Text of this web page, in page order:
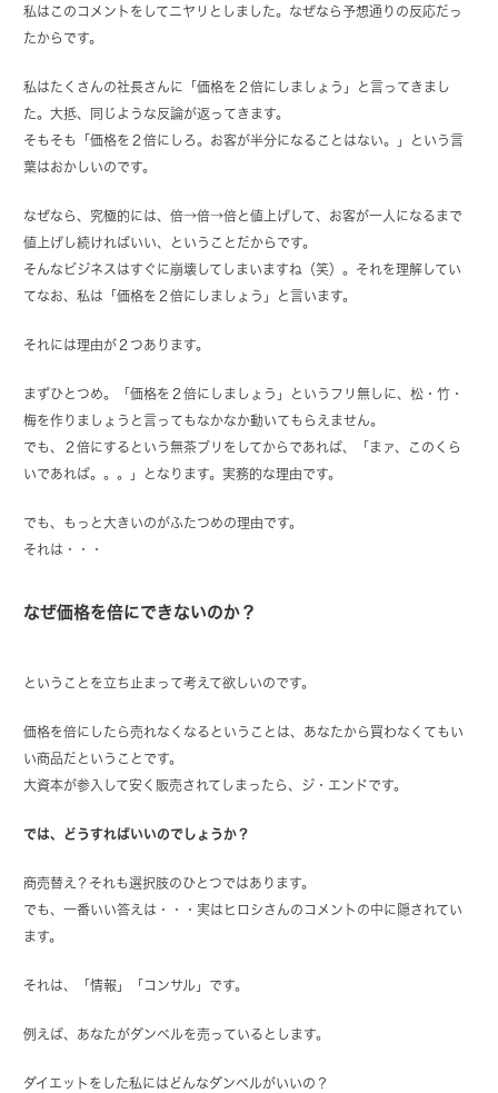
私はこのコメントをしてニヤリとしました。なぜなら予想通りの反応だっ
たからです。
私はたくさんの社長さんに「価格を２倍にしましょう」と言ってきまし
た。大抵、同じような反論が返ってきます。
そもそも「価格を２倍にしろ。お客が半分になることはない。」という言
葉はおかしいのです。
なぜなら、究極的には、倍→倍→倍と値上げして、お客が一人になるまで
値上げし続ければいい、ということだからです。
そんなビジネスはすぐに崩壊してしまいますね（笑）。それを理解してい
てなお、私は「価格を２倍にしましょう」と言います。
それには理由が２つあります。
まずひとつめ。「価格を２倍にしましょう」というフリ無しに、松・竹・
梅を作りましょうと言ってもなかなか動いてもらえません。
でも、２倍にするという無茶ブリをしてからであれば、「まァ、このくら
いであれば。。。」となります。実務的な理由です。
でも、もっと大きいのがふたつめの理由です。
それは・・・
なぜ価格を倍にできないのか？
ということを立ち止まって考えて欲しいのです。
価格を倍にしたら売れなくなるということは、あなたから買わなくてもい
い商品だということです。
大資本が参入して安く販売されてしまったら、ジ・エンドです。
では、どうすればいいのでしょうか？
商売替え？それも選択肢のひとつではあります。
でも、一番いい答えは・・・実はヒロシさんのコメントの中に隠されてい
ます。
それは、「情報」「コンサル」です。
例えば、あなたがダンベルを売っているとします。
ダイエットをした私にはどんなダンベルがいいの？